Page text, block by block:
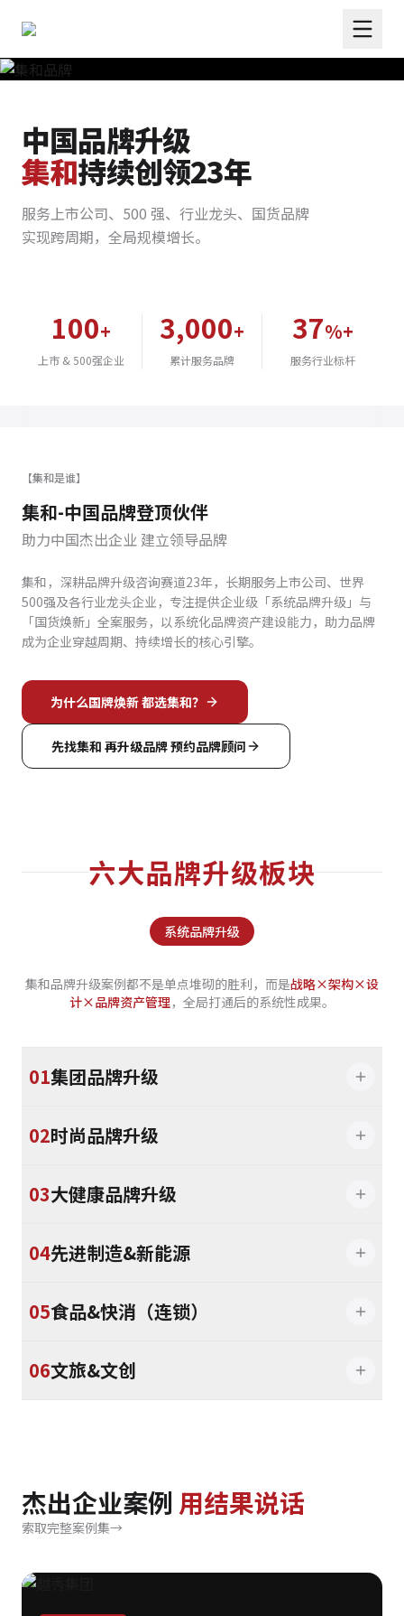
中国品牌升级
集和持续创领23年
服务上市公司、500 强、行业龙头、国货品牌
实现跨周期，全局规模增长。
100+
上市 & 500强企业
3,000+
累计服务品牌
37%+
服务行业标杆
【集和是谁】
集和-中国品牌登顶伙伴
助力中国杰出企业 建立领导品牌
集和，深耕品牌升级咨询赛道23年，长期服务上市公司、世界
500强及各行业龙头企业，专注提供企业级「系统品牌升级」与
「国货焕新」全案服务，以系统化品牌资产建设能力，助力品牌
成为企业穿越周期、持续增长的核心引擎。
为什么国牌焕新 都选集和？
先找集和 再升级品牌 预约品牌顾问
六大品牌升级板块
系统品牌升级
集和品牌升级案例都不是单点堆砌的胜利，而是战略×架构×设
计×品牌资产管理，全局打通后的系统性成果。
01集团品牌升级
02时尚品牌升级
03大健康品牌升级
04先进制造&新能源
05食品&快消（连锁）
06文旅&文创
杰出企业案例 用结果说话
索取完整案例集→